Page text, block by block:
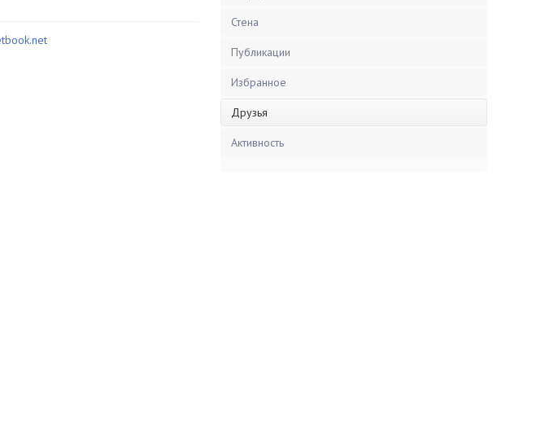
Стена
Публикации
Избранное
Друзья
Активность